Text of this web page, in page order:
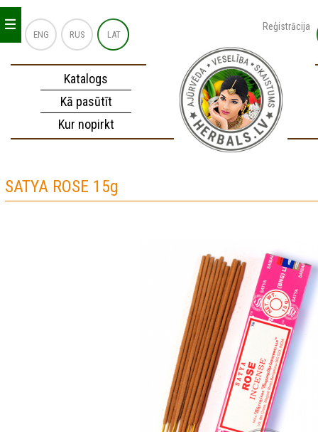
ENG RUS LAT
Reģistrācija
Katalogs
Kā pasūtīt
Kur nopirkt
_
_
_
SATYA ROSE 15g